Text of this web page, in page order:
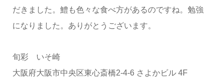
だきました。鱧も色々な食べ方があるのですね。勉強
になりました。ありがとうございます。
旬彩 いそ崎
大阪府大阪市中央区東心斎橋2-4-6 さよかビル 4F